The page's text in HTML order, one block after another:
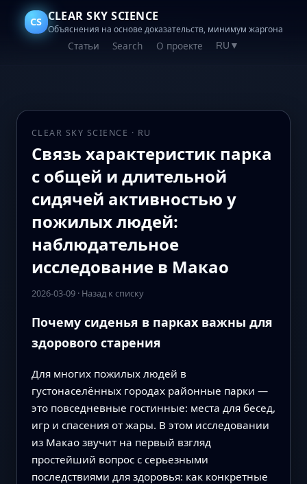
CS CLEAR SKY SCIENCE
Объяснения на основе доказательств, минимум жаргона
Статьи Search О проекте RU ▼
CLEAR SKY SCIENCE · RU
Связь характеристик парка
с общей и длительной
сидячей активностью у
пожилых людей:
наблюдательное
исследование в Макао
2026-03-09· Назад к списку
Почему сиденья в парках важны для
здорового старения
Для многих пожилых людей в
густонаселённых городах районные парки —
это повседневные гостинные: места для бесед,
игр и спасения от жары. В этом исследовании
из Макао звучит на первый взгляд
простейший вопрос с серьезными
последствиями для здоровья: как конкретные